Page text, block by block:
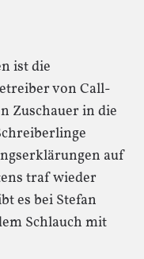
ist die
von Call-
Zuschauer in die
auf
traf wieder
es bei Stefan
Schlauch mit